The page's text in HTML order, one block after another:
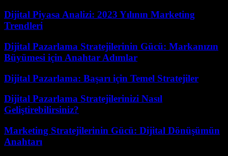
Dijital Piyasa Analizi: 2023 Yılının Marketing
Trendleri
Dijital Pazarlama Stratejilerinin Gücü: Markanızın
Büyümesi için Anahtar Adımlar
Dijital Pazarlama: Başarı için Temel Stratejiler
Dijital Pazarlama Stratejilerinizi Nasıl
Geliştirebilirsiniz?
Marketing Stratejilerinin Gücü: Dijital Dönüşümün
Anahtarı